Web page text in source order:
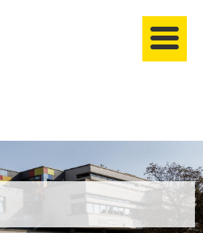
anmelden